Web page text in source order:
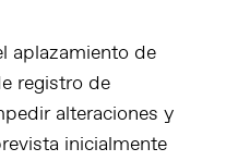
aplazamiento de
registro de
alteraciones y
inicialmente